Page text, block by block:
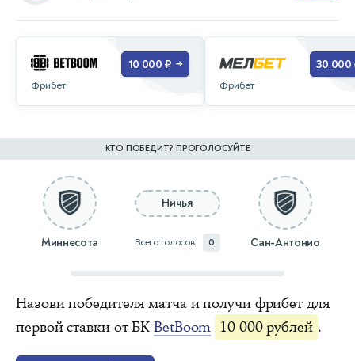
Фрибет
10 000 ₽ →
Фрибет
30 000
КТО ПОБЕДИТ? ПРОГОЛОСУЙТЕ
Миннесота
Ничья
Всего голосов: 0 Сан-Антонио
Назови победителя матча и получи фрибет для
первой ставки от БК BetBoom 10 000 рублей .